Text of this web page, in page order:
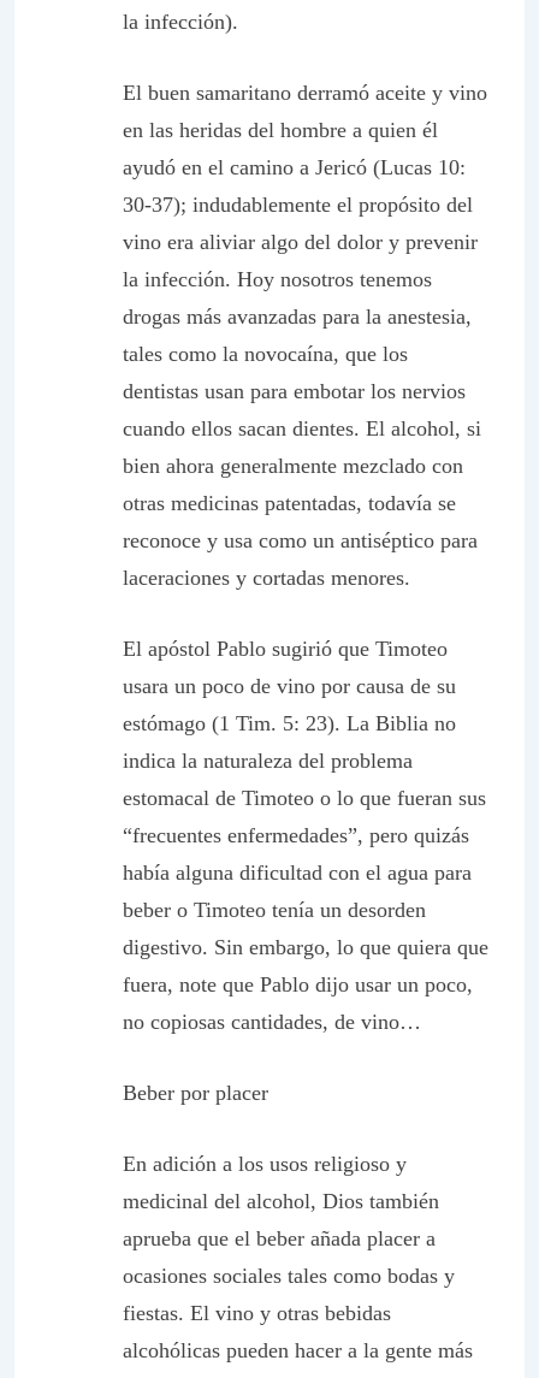
la infección).
El buen samaritano derramó aceite y vino
en las heridas del hombre a quien él
ayudó en el camino a Jericó (Lucas 10:
30-37); indudablemente el propósito del
vino era aliviar algo del dolor y prevenir
la infección. Hoy nosotros tenemos
drogas más avanzadas para la anestesia,
tales como la novocaína, que los
dentistas usan para embotar los nervios
cuando ellos sacan dientes. El alcohol, si
bien ahora generalmente mezclado con
otras medicinas patentadas, todavía se
reconoce y usa como un antiséptico para
laceraciones y cortadas menores.
El apóstol Pablo sugirió que Timoteo
usara un poco de vino por causa de su
estómago (1 Tim. 5: 23). La Biblia no
indica la naturaleza del problema
estomacal de Timoteo o lo que fueran sus
“frecuentes enfermedades”, pero quizás
había alguna dificultad con el agua para
beber o Timoteo tenía un desorden
digestivo. Sin embargo, lo que quiera que
fuera, note que Pablo dijo usar un poco,
no copiosas cantidades, de vino…
Beber por placer
En adición a los usos religioso y
medicinal del alcohol, Dios también
aprueba que el beber añada placer a
ocasiones sociales tales como bodas y
fiestas. El vino y otras bebidas
alcohólicas pueden hacer a la gente más